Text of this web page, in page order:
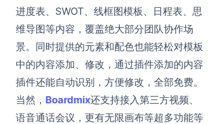
进度表、SWOT、线框图模板、日程表、思
维导图等内容，覆盖绝大部分团队协作场
景。同时提供的元素和配色也能轻松对模板
中的内容添加、修改，通过插件添加的内容
插件还能自动识别，方便修改，全部免费。
当然， Boardmix还支持接入第三方视频、
语音通话会议， 更有无限画布等超多功能等